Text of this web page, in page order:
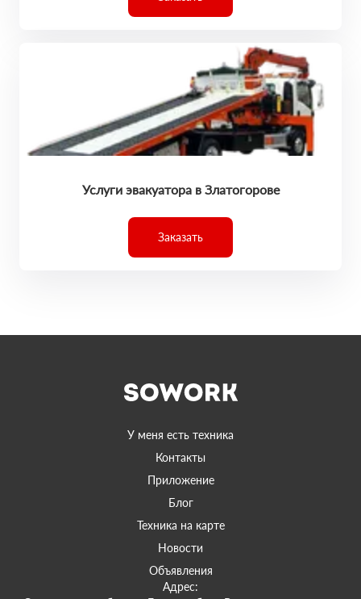
Услуги эвакуатора в Златогорове
Заказать
У меня есть техника
Контакты
Приложение
Блог
Техника на карте
Новости
Объявления
Адрес: